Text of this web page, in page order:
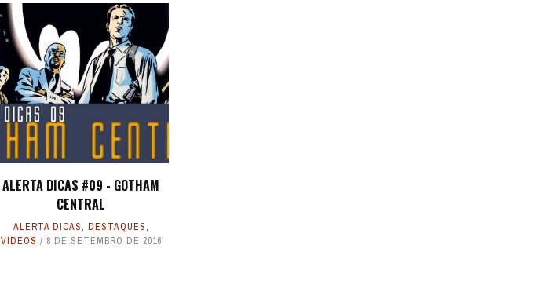
ALERTA DICAS #09 - GOTHAM
CENTRAL
ALERTA DICAS, DESTAQUES,
VIDEOS
8 DE SETEMBRO DE 2016